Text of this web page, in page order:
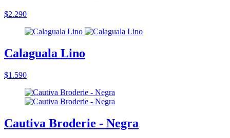
$2.290
Calaguala Lino
$1.590
Cautiva Broderie - Negra